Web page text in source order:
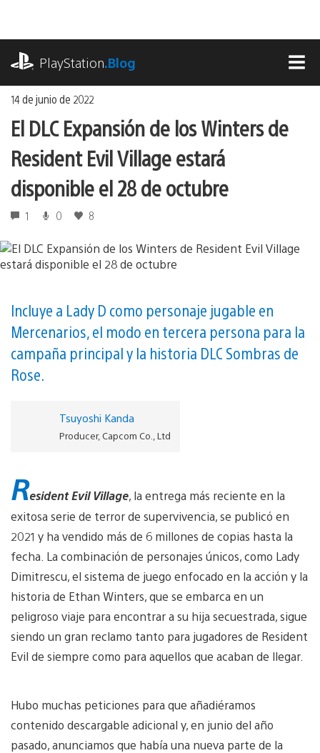
contenido
PlayStation.Blog
14 de junio de 2022
El DLC Expansión de los Winters de
Resident Evil Village estará
disponible el 28 de octubre
1 0 8
Incluye a Lady D como personaje jugable en
Mercenarios, el modo en tercera persona para la
campaña principal y la historia DLC Sombras de
Rose.
Tsuyoshi Kanda
Producer, Capcom Co., Ltd
Resident Evil Village, la entrega más reciente en la
exitosa serie de terror de supervivencia, se publicó en
2021 y ha vendido más de 6 millones de copias hasta la
fecha. La combinación de personajes únicos, como Lady
Dimitrescu, el sistema de juego enfocado en la acción y la
historia de Ethan Winters, que se embarca en un
peligroso viaje para encontrar a su hija secuestrada, sigue
siendo un gran reclamo tanto para jugadores de Resident
Evil de siempre como para aquellos que acaban de llegar.
Hubo muchas peticiones para que añadiéramos
contenido descargable adicional y, en junio del año
pasado, anunciamos que había una nueva parte de la